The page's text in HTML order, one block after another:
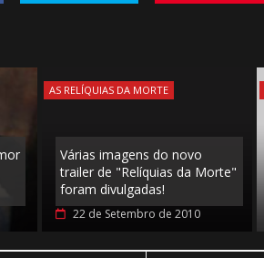
AS RELÍQUIAS DA MORTE
Várias imagens do novo
trailer de "Relíquias da Morte"
foram divulgadas!
22 de Setembro de 2010